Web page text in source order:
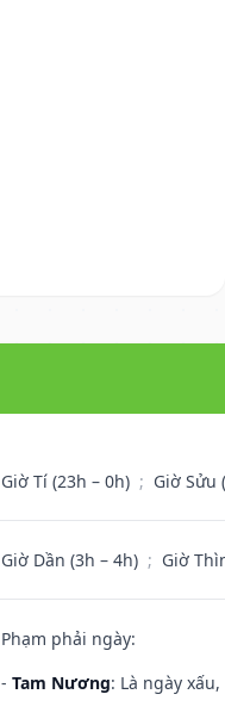
Giờ Tí (23h – 0h) ; Giờ Sửu
Giờ Dần (3h – 4h) ; Giờ
Phạm phải ngày:
- Tam Nương: Là ngày